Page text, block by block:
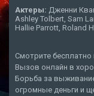
Актеры: Дженни
Ashley Tolbert, Sam
Hallie Parrott, Roland
Смотрите
Вызов онлайн в
Борьба за
огромные деньги и